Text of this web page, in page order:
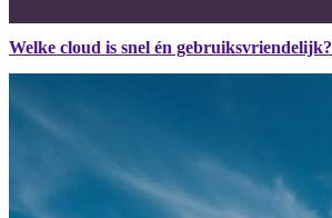
Welke cloud is snel én gebruiksvriendelijk?